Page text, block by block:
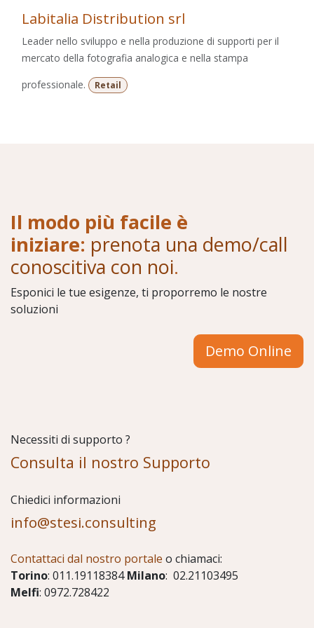
Labitalia Distribution srl
Leader nello sviluppo e nella produzione di supporti per il
mercato della fotografia analogica e nella stampa
professionale.
Retail
Il modo più facile è
iniziare: prenota una demo/call
conoscitiva con noi.
Esponici le tue esigenze, ti proporremo le nostre
soluzioni
Demo Online
Necessiti di supporto ?
Consulta il nostro Supporto
Chiedici informazioni
info@stesi.consulting
Contattaci dal nostro portale o chiamaci:
Torino: 011.19118384Milano: 02.21103495
Melfi: 0972.728422